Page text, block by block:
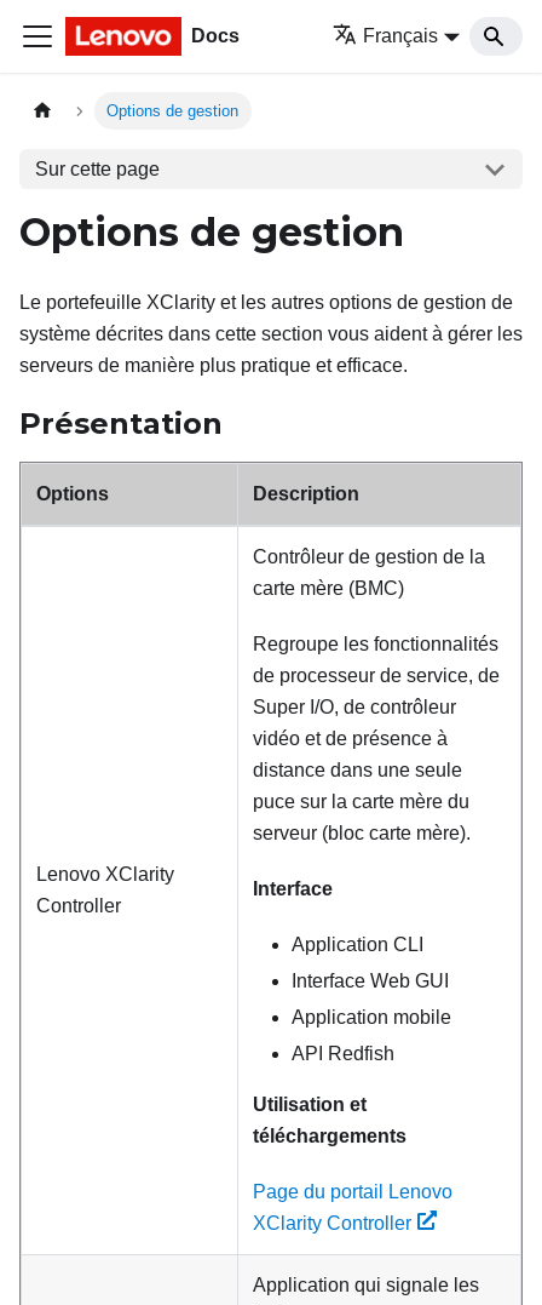
Docs Français
Options de gestion
Sur cette page
Options de gestion
Le portefeuille XClarity et les autres options de gestion de
système décrites dans cette section vous aident à gérer les
serveurs de manière plus pratique et efficace.
Présentation
Options Description
Lenovo XClarity
Controller
Contrôleur de gestion de la
carte mère (BMC)
Regroupe les fonctionnalités
de processeur de service, de
Super I/O, de contrôleur
vidéo et de présence à
distance dans une seule
puce sur la carte mère du
serveur (bloc carte mère).
Interface
Application CLI
Interface Web GUI
Application mobile
API Redfish
Utilisation et
téléchargements
Page du portail Lenovo
XClarity Controller
Application qui signale les